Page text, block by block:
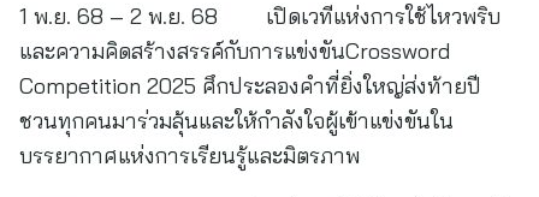
1 พ.ย. 68 – 2 พ.ย. 68 เปิดเวทีแห่งการใช้ไหวพริบ
และความคิดสร้างสรรค์กับการแข่งขันCrossword
Competition 2025 ศึกประลองคำที่ยิ่งใหญ่ส่งท้ายปี
ชวนทุกคนมาร่วมลุ้นและให้กำลังใจผู้เข้าแข่งขันใน
บรรยากาศแห่งการเรียนรู้และมิตรภาพ